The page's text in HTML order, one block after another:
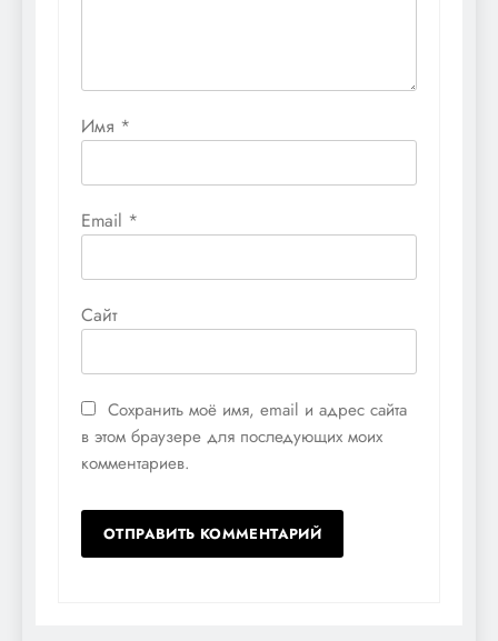
Имя *
Email *
Сайт
Сохранить моё имя, email и адрес сайта
в этом браузере для последующих моих
комментариев.